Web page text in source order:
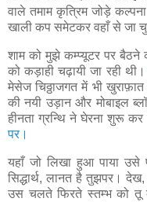
वाले तमाम कृत्रिम जोड़े
खाली कप समेटकर वहाँ से जा
शाम को मुझे कम्प्यूटर पर बैठने
को कड़ाही चढ़ायी जा रही
मेसेज चिठ्ठाजगत में भी
की नयी उड़ान और मोबाइल
हीनता ग्रन्थि ने घेरना शुरू
पर।
यहाँ जो लिखा हुआ पाया उसे
सिद्धार्थ, लानत है तुझपर।
उस चलते फिरते स्तम्भ को तू